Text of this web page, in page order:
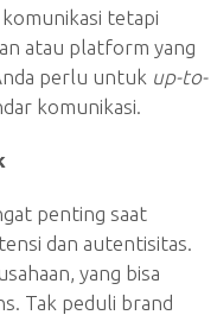
tetapi
atau platform yang
perlu untuk up-to-
komunikasi.
penting saat
dan autentisitas.
yang bisa
Tak peduli brand